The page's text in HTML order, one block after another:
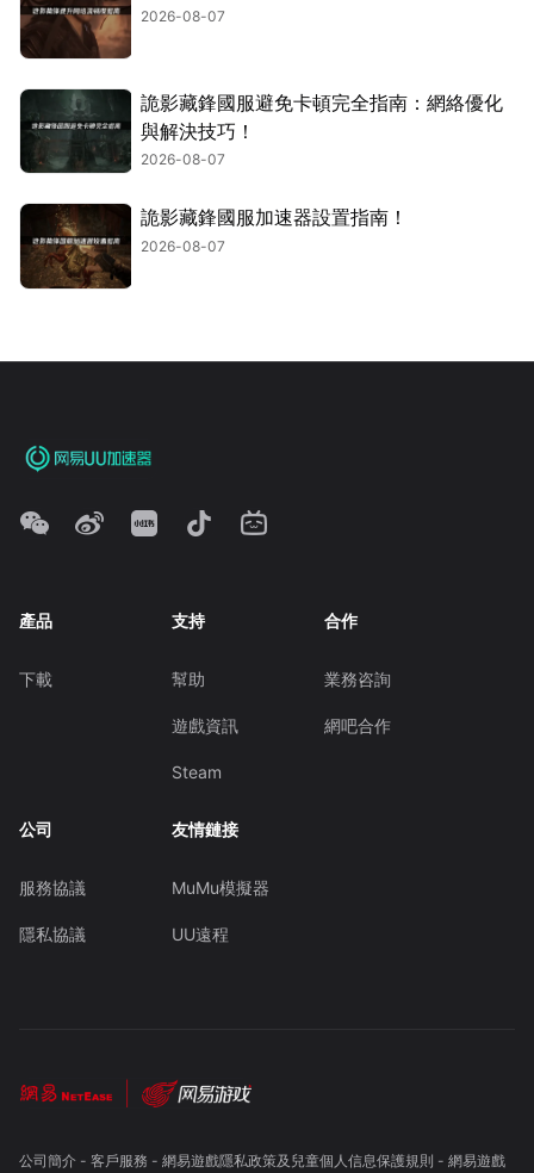
2026-08-07
詭影藏鋒國服避免卡頓完全指南：網絡優化
與解決技巧！
2026-08-07
詭影藏鋒國服加速器設置指南！
2026-08-07
產品
下載
支持
幫助
遊戲資訊
Steam
合作
業務咨詢
網吧合作
公司
服務協議
隱私協議
友情鏈接
MuMu模擬器
UU遠程
公司簡介- 客戶服務 - 網易遊戲隱私政策及兒童個人信息保護規則 - 網易遊戲